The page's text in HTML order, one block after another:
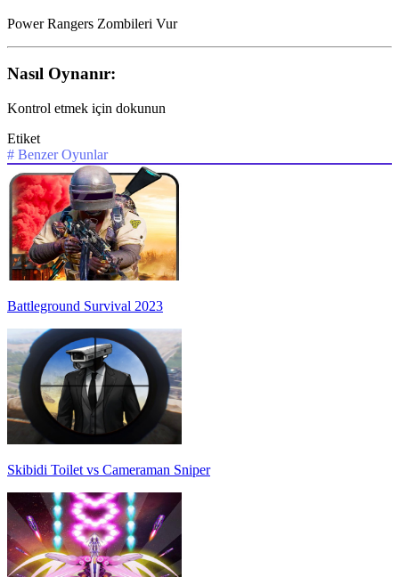
Power Rangers Zombileri Vur
Nasıl Oynanır:
Kontrol etmek için dokunun
Etiket
# Benzer Oyunlar
Battleground Survival 2023
Skibidi Toilet vs Cameraman Sniper